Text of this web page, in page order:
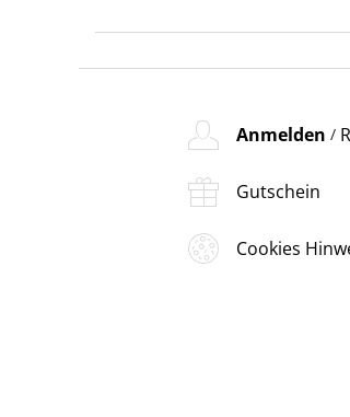
Anmelden /
Gutschein
Cookies